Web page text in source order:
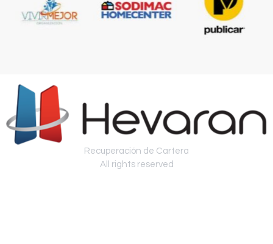
Recuperación de Cartera
All rights reserved